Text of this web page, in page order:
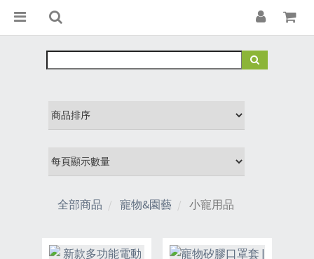
全部商品 寵物&園藝 小寵用品